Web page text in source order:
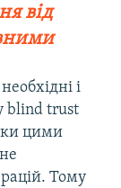
від
і
blind trust
цими
Тому